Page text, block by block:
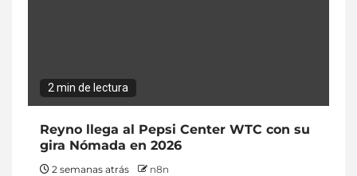
2 min de lectura
Reyno llega al Pepsi Center WTC con su
gira Nómada en 2026
2 semanas atrás n8n